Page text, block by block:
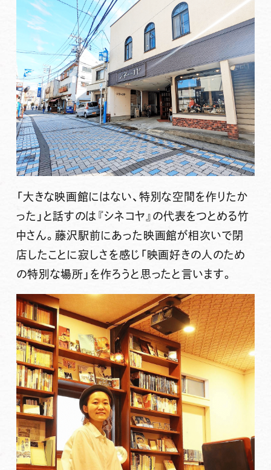
「大きな映画館にはない、特別な空間を作りたか
った」と話すのは『シネコヤ』の代表をつとめる竹
中さん。藤沢駅前にあった映画館が相次いで閉
店したことに寂しさを感じ「映画好きの人のため
の特別な場所」を作ろうと思ったと言います。